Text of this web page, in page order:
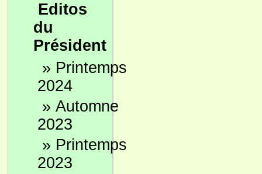
Editos
du
Président
» Printemps
2024
» Automne
2023
» Printemps
2023